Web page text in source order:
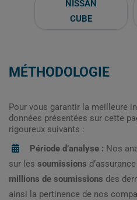
NISSAN
CUBE
MÉTHODOLOGIE
Pour vous garantir la meilleure
données présentées sur cette
rigoureux suivants :
Période d’analyse : Nos
sur les soumissions
millions de soumissions des
ainsi la pertinence de nos